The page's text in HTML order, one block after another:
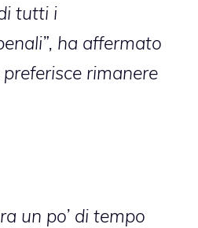
tutti i
, ha affermato
rimanere
un po’ di tempo